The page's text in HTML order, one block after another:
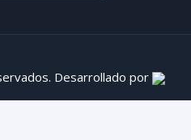
Desarrollado por